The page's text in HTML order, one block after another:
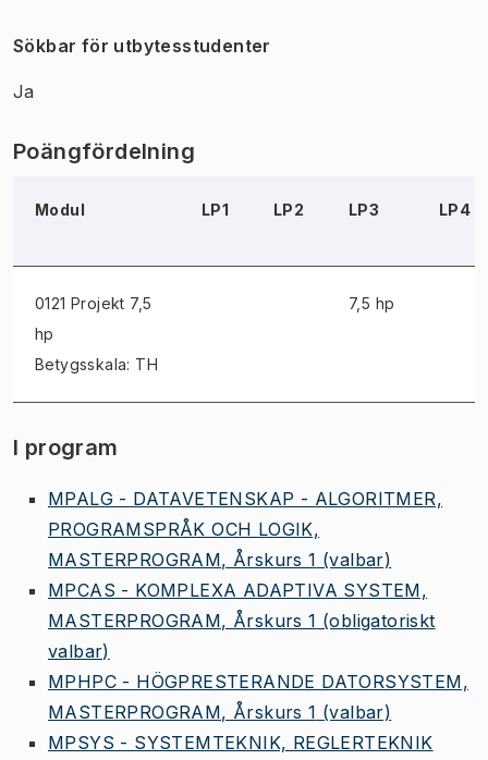
Sökbar för utbytesstudenter
Ja
Poängfördelning
Modul LP1 LP2 LP3 LP4
0121 Projekt 7,5
hp
Betygsskala: TH
7,5 hp
I program
MPALG - DATAVETENSKAP - ALGORITMER,
PROGRAMSPRÅK OCH LOGIK,
MASTERPROGRAM, Årskurs 1 (valbar)
MPCAS - KOMPLEXA ADAPTIVA SYSTEM,
MASTERPROGRAM, Årskurs 1 (obligatoriskt
valbar)
MPHPC - HÖGPRESTERANDE DATORSYSTEM,
MASTERPROGRAM, Årskurs 1 (valbar)
MPSYS - SYSTEMTEKNIK, REGLERTEKNIK